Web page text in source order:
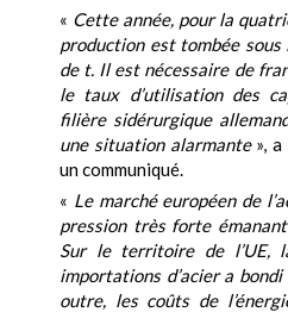
« Cette année, pour la
production est tombée
de t. Il est nécessaire de
le taux d’utilisation des
filière sidérurgique
une situation alarmante», a
un communiqué.
« Le marché européen de
pression très forte
Sur le territoire de l’UE,
importations d’acier a
outre, les coûts de